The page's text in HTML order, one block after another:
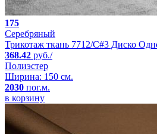
175
Серебряный
Трикотаж ткань 7712/C#3 Диско
368.42 руб./
Полиэстер
Ширина: 150 см.
2030 пог.м.
в корзину